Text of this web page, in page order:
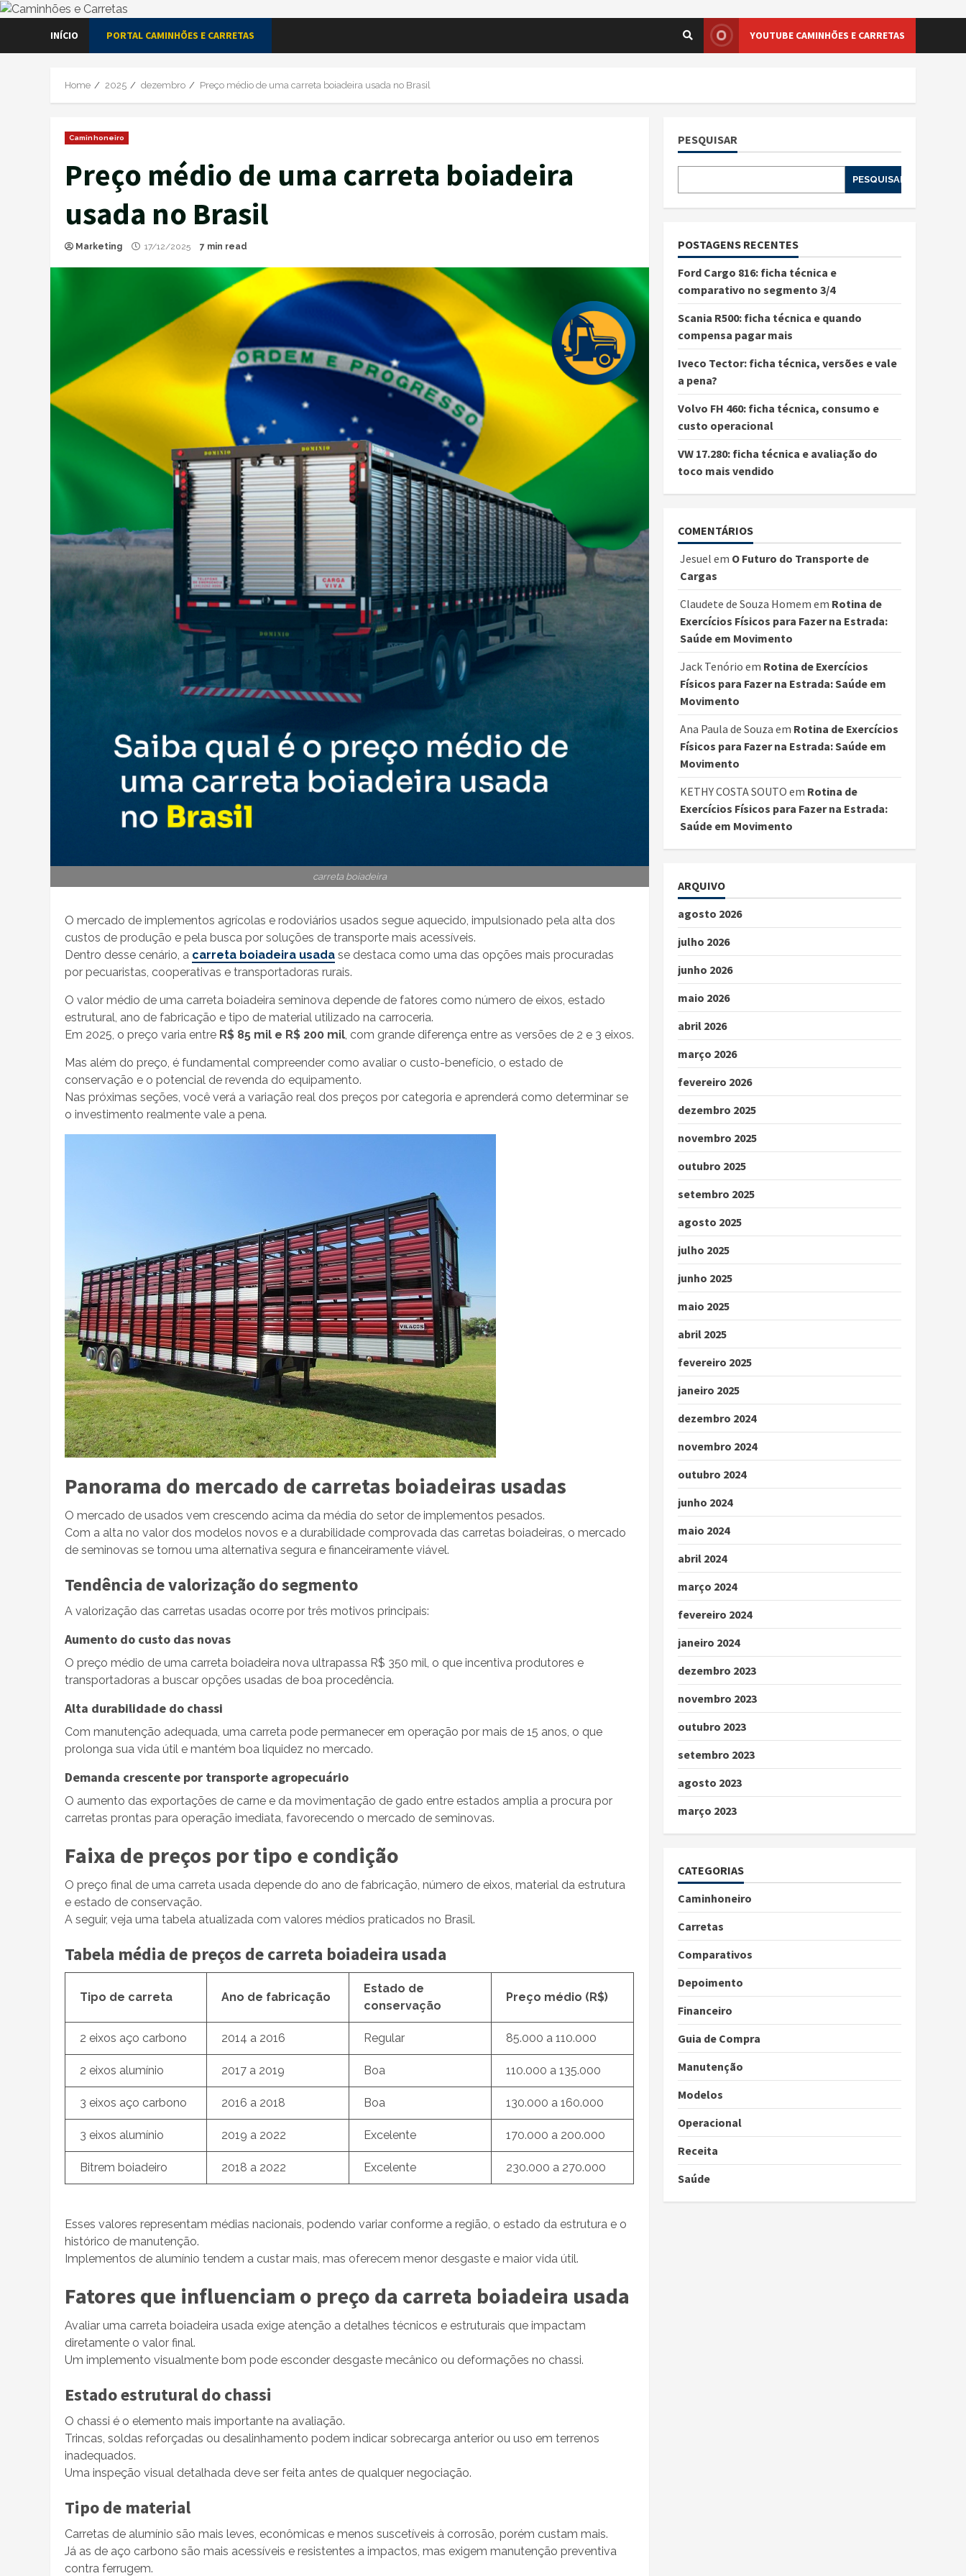
INÍCIO PORTAL CAMINHÕES E CARRETAS YOUTUBE CAMINHÕES E CARRETAS
Home 2025 dezembro Preço médio de uma carreta boiadeira usada no Brasil
Caminhoneiro
Preço médio de uma carreta boiadeira
usada no Brasil
Marketing 17/12/2025 7 min read
carreta boiadeira
O mercado de implementos agrícolas e rodoviários usados segue aquecido, impulsionado pela alta dos
custos de produção e pela busca por soluções de transporte mais acessíveis.
Dentro desse cenário, a carreta boiadeira usada se destaca como uma das opções mais procuradas
por pecuaristas, cooperativas e transportadoras rurais.
O valor médio de uma carreta boiadeira seminova depende de fatores como número de eixos, estado
estrutural, ano de fabricação e tipo de material utilizado na carroceria.
Em 2025, o preço varia entre R$ 85 mil e R$ 200 mil , com grande diferença entre as versões de 2 e 3 eixos.
Mas além do preço, é fundamental compreender como avaliar o custo-benefício, o estado de
conservação e o potencial de revenda do equipamento.
Nas próximas seções, você verá a variação real dos preços por categoria e aprenderá como determinar se
o investimento realmente vale a pena.
Panorama do mercado de carretas boiadeiras usadas
O mercado de usados vem crescendo acima da média do setor de implementos pesados.
Com a alta no valor dos modelos novos e a durabilidade comprovada das carretas boiadeiras, o mercado
de seminovas se tornou uma alternativa segura e financeiramente viável.
Tendência de valorização do segmento
A valorização das carretas usadas ocorre por três motivos principais:
Aumento do custo das novas
O preço médio de uma carreta boiadeira nova ultrapassa R$ 350 mil, o que incentiva produtores e
transportadoras a buscar opções usadas de boa procedência.
Alta durabilidade do chassi
Com manutenção adequada, uma carreta pode permanecer em operação por mais de 15 anos, o que
prolonga sua vida útil e mantém boa liquidez no mercado.
Demanda crescente por transporte agropecuário
O aumento das exportações de carne e da movimentação de gado entre estados amplia a procura por
carretas prontas para operação imediata, favorecendo o mercado de seminovas.
Faixa de preços por tipo e condição
O preço final de uma carreta usada depende do ano de fabricação, número de eixos, material da estrutura
e estado de conservação.
A seguir, veja uma tabela atualizada com valores médios praticados no Brasil.
Tabela média de preços de carreta boiadeira usada
Tipo de carreta Ano de fabricação
Estado de
conservação
Preço médio (R$)
2 eixos aço carbono 2014 a 2016 Regular 85.000 a 110.000
2 eixos alumínio 2017 a 2019 Boa 110.000 a 135.000
3 eixos aço carbono 2016 a 2018 Boa 130.000 a 160.000
3 eixos alumínio 2019 a 2022 Excelente 170.000 a 200.000
Bitrem boiadeiro 2018 a 2022 Excelente 230.000 a 270.000
Esses valores representam médias nacionais, podendo variar conforme a região, o estado da estrutura e o
histórico de manutenção.
Implementos de alumínio tendem a custar mais, mas oferecem menor desgaste e maior vida útil.
Fatores que influenciam o preço da carreta boiadeira usada
Avaliar uma carreta boiadeira usada exige atenção a detalhes técnicos e estruturais que impactam
diretamente o valor final.
Um implemento visualmente bom pode esconder desgaste mecânico ou deformações no chassi.
Estado estrutural do chassi
O chassi é o elemento mais importante na avaliação.
Trincas, soldas reforçadas ou desalinhamento podem indicar sobrecarga anterior ou uso em terrenos
inadequados.
Uma inspeção visual detalhada deve ser feita antes de qualquer negociação.
Tipo de material
Carretas de alumínio são mais leves, econômicas e menos suscetíveis à corrosão, porém custam mais.
Já as de aço carbono são mais acessíveis e resistentes a impactos, mas exigem manutenção preventiva
contra ferrugem.
PESQUISAR
PESQUISAR
POSTAGENS RECENTES
Ford Cargo 816: ficha técnica e
comparativo no segmento 3/4
Scania R500: ficha técnica e quando
compensa pagar mais
Iveco Tector: ficha técnica, versões e vale
a pena?
Volvo FH 460: ficha técnica, consumo e
custo operacional
VW 17.280: ficha técnica e avaliação do
toco mais vendido
COMENTÁRIOS
Jesuel em O Futuro do Transporte de
Cargas
Claudete de Souza Homem em Rotina de
Exercícios Físicos para Fazer na Estrada:
Saúde em Movimento
Jack Tenório em Rotina de Exercícios
Físicos para Fazer na Estrada: Saúde em
Movimento
Ana Paula de Souza em Rotina de Exercícios
Físicos para Fazer na Estrada: Saúde em
Movimento
KETHY COSTA SOUTO em Rotina de
Exercícios Físicos para Fazer na Estrada:
Saúde em Movimento
ARQUIVO
agosto 2026
julho 2026
junho 2026
maio 2026
abril 2026
março 2026
fevereiro 2026
dezembro 2025
novembro 2025
outubro 2025
setembro 2025
agosto 2025
julho 2025
junho 2025
maio 2025
abril 2025
fevereiro 2025
janeiro 2025
dezembro 2024
novembro 2024
outubro 2024
junho 2024
maio 2024
abril 2024
março 2024
fevereiro 2024
janeiro 2024
dezembro 2023
novembro 2023
outubro 2023
setembro 2023
agosto 2023
março 2023
CATEGORIAS
Caminhoneiro
Carretas
Comparativos
Depoimento
Financeiro
Guia de Compra
Manutenção
Modelos
Operacional
Receita
Saúde